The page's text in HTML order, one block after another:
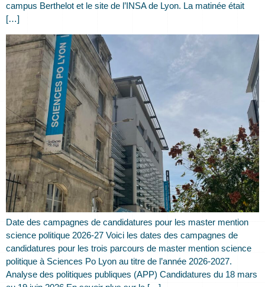
campus Berthelot et le site de l’INSA de Lyon. La matinée était
[…]
Date des campagnes de candidatures pour les master mention
science politique 2026-27 Voici les dates des campagnes de
candidatures pour les trois parcours de master mention science
politique à Sciences Po Lyon au titre de l’année 2026-2027.
Analyse des politiques publiques (APP) Candidatures du 18 mars